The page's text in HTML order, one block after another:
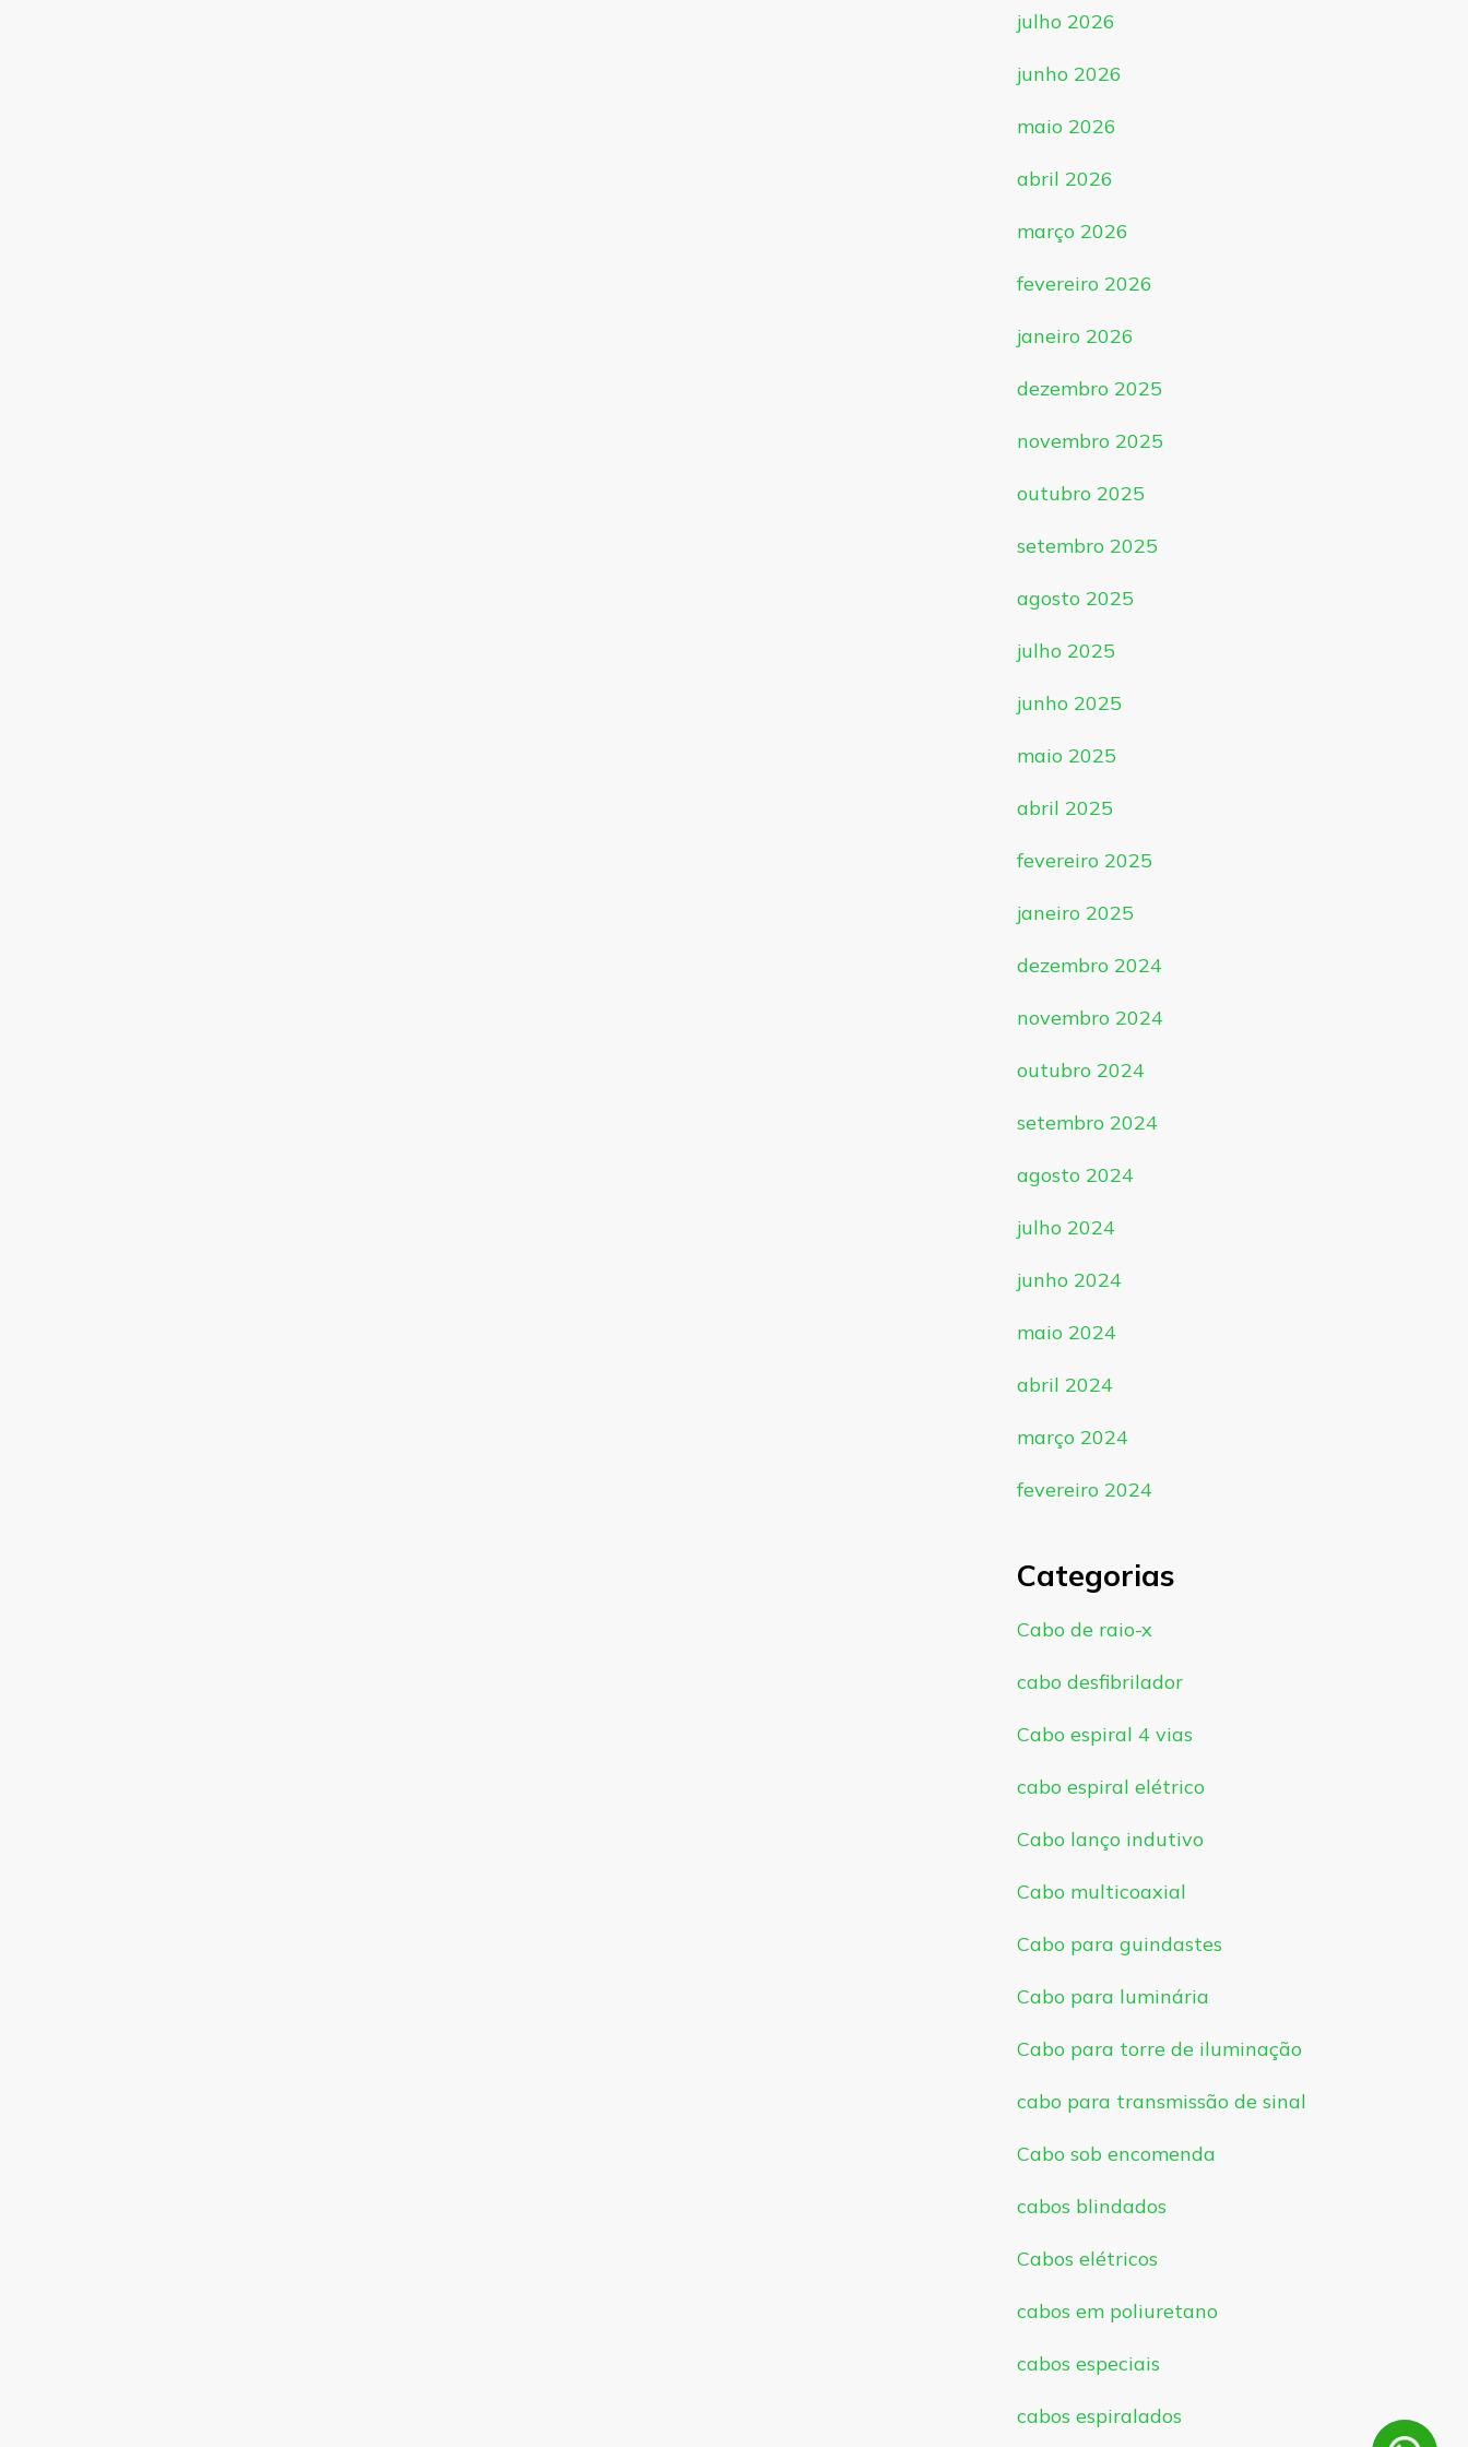
julho 2026
junho 2026
maio 2026
abril 2026
março 2026
fevereiro 2026
janeiro 2026
dezembro 2025
novembro 2025
outubro 2025
setembro 2025
agosto 2025
julho 2025
junho 2025
maio 2025
abril 2025
fevereiro 2025
janeiro 2025
dezembro 2024
novembro 2024
outubro 2024
setembro 2024
agosto 2024
julho 2024
junho 2024
maio 2024
abril 2024
março 2024
fevereiro 2024
Categorias
Cabo de raio-x
cabo desfibrilador
Cabo espiral 4 vias
cabo espiral elétrico
Cabo lanço indutivo
Cabo multicoaxial
Cabo para guindastes
Cabo para luminária
Cabo para torre de iluminação
cabo para transmissão de sinal
Cabo sob encomenda
cabos blindados
Cabos elétricos
cabos em poliuretano
cabos especiais
cabos espiralados